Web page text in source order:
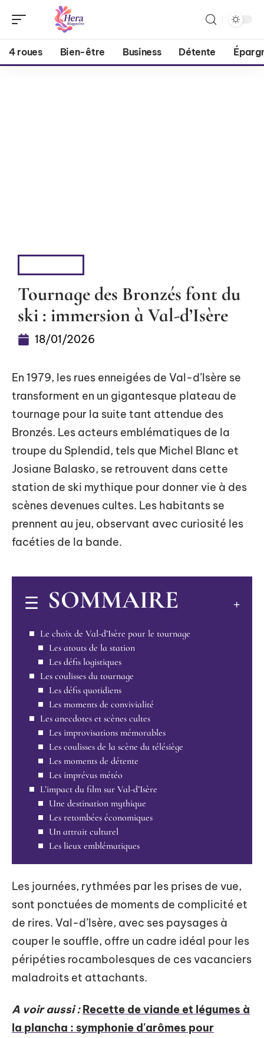
4 roues Bien-être Business Détente
Tournage des Bronzés font du
ski : immersion à Val-d’Isère
18/01/2026
En 1979, les rues enneigées de Val-d’Isère se
transforment en un gigantesque plateau de
tournage pour la suite tant attendue des
Bronzés. Les acteurs emblématiques de la
troupe du Splendid, tels que Michel Blanc et
Josiane Balasko, se retrouvent dans cette
station de ski mythique pour donner vie à des
scènes devenues cultes. Les habitants se
prennent au jeu, observant avec curiosité les
facéties de la bande.
SOMMAIRE
Le choix de Val-d’Isère pour le tournage
Les atouts de la station
Les défis logistiques
Les coulisses du tournage
Les défis quotidiens
Les moments de convivialité
Les anecdotes et scènes cultes
Les improvisations mémorables
Les coulisses de la scène du télésiège
Les moments de détente
Les imprévus météo
L’impact du film sur Val-d’Isère
Une destination mythique
Les retombées économiques
Un attrait culturel
Les lieux emblématiques
Les journées, rythmées par les prises de vue,
sont ponctuées de moments de complicité et
de rires. Val-d’Isère, avec ses paysages à
couper le souffle, offre un cadre idéal pour les
péripéties rocambolesques de ces vacanciers
maladroits et attachants.
A voir aussi : Recette de viande et légumes à
la plancha : symphonie d'arômes pour